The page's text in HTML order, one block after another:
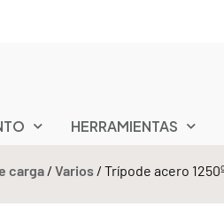
HERRAMIENTAS
carga / Varios / Trípode acero